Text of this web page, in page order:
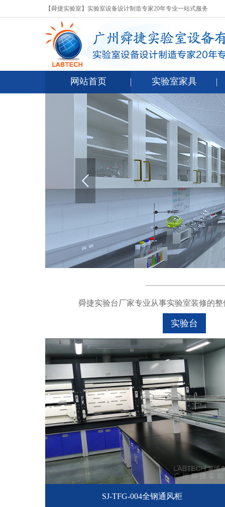
【舜捷实验室】实验室设备设计制造专家20年专业一站式服务
网站首页 实验室家具
舜捷实验台厂家专业从事实验室装修的
实验台
SJ-TFG-004全钢通风柜